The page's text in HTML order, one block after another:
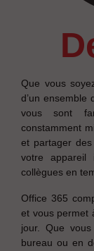
Que vous
d’un ensemble
vous sont
constamment
et partager
votre appareil
collègues en
Office 365
et vous permet
jour. Que
bureau ou en